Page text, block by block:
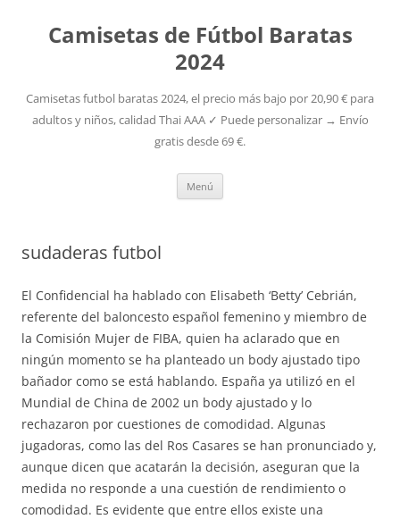
Camisetas de Fútbol Baratas
2024
Camisetas futbol baratas 2024, el precio más bajo por 20,90 € para
adultos y niños, calidad Thai AAA ✓ Puede personalizar → Envío
gratis desde 69 €.
Menú
sudaderas futbol
El Confidencial ha hablado con Elisabeth ‘Betty’ Cebrián,
referente del baloncesto español femenino y miembro de
la Comisión Mujer de FIBA, quien ha aclarado que en
ningún momento se ha planteado un body ajustado tipo
bañador como se está hablando. España ya utilizó en el
Mundial de China de 2002 un body ajustado y lo
rechazaron por cuestiones de comodidad. Algunas
jugadoras, como las del Ros Casares se han pronunciado y,
aunque dicen que acatarán la decisión, aseguran que la
medida no responde a una cuestión de rendimiento o
comodidad. Es evidente que entre ellos existe una